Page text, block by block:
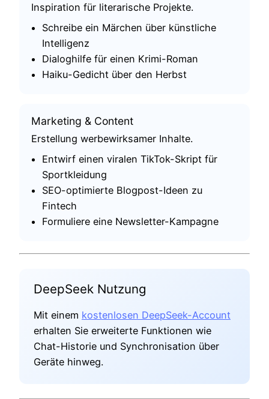
Inspiration für literarische Projekte.
Schreibe ein Märchen über künstliche
Intelligenz
Dialoghilfe für einen Krimi-Roman
Haiku-Gedicht über den Herbst
Marketing & Content
Erstellung werbewirksamer Inhalte.
Entwirf einen viralen TikTok-Skript für
Sportkleidung
SEO-optimierte Blogpost-Ideen zu
Fintech
Formuliere eine Newsletter-Kampagne
DeepSeek Nutzung
Mit einem kostenlosen DeepSeek-Account
erhalten Sie erweiterte Funktionen wie
Chat-Historie und Synchronisation über
Geräte hinweg.